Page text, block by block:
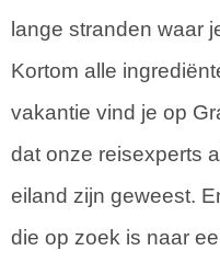
lange stranden waar
Kortom alle
vakantie vind je op
dat onze reisexperts
eiland zijn geweest.
die op zoek is naar